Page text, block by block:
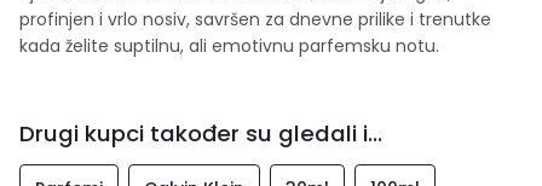
profinjen i vrlo nosiv, savršen za dnevne prilike i trenutke
kada želite suptilnu, ali emotivnu parfemsku notu.
Drugi kupci također su gledali i...